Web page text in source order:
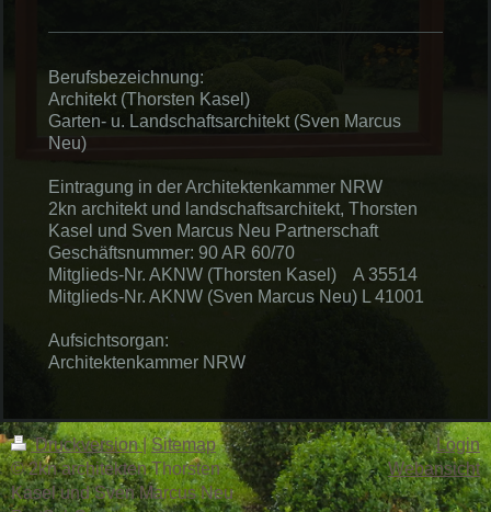
Berufsbezeichnung:
Architekt (Thorsten Kasel)
Garten- u. Landschaftsarchitekt (Sven Marcus
Neu)
Eintragung in der Architektenkammer NRW
2kn architekt und landschaftsarchitekt, Thorsten
Kasel und Sven Marcus Neu Partnerschaft
Geschäftsnummer: 90 AR 60/70
Mitglieds-Nr. AKNW (Thorsten Kasel) A 35514
Mitglieds-Nr. AKNW (Sven Marcus Neu) L 41001
Aufsichtsorgan:
Architektenkammer NRW
Druckversion| Sitemap
© 2kn architekten Thorsten
Kasel und Sven Marcus Neu
Login
Webansicht